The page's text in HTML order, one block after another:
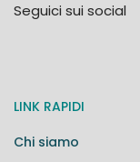
Seguici sui social
LINK RAPIDI
Chi siamo